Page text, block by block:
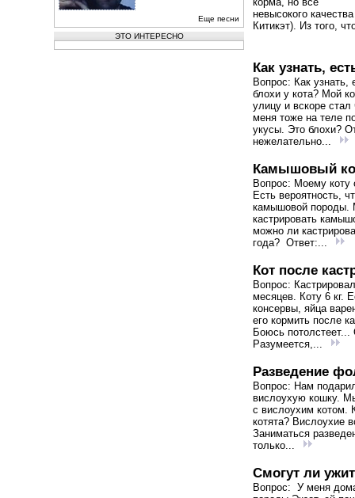
Еще песни
ЭТО ИНТЕРЕСНО
невысокого
Китикэт). Из того,
Как узнать,
Вопрос: Как узнать,
блохи у кота? Мой
улицу и вскоре стал
меня тоже на теле
укусы. Это блохи?
нежелательно...
Камышовый
Вопрос: Моему коту
Есть вероятность,
камышовой породы.
кастрировать
можно ли
года? Ответ:...
Кот после
Вопрос:
месяцев. Коту 6 кг.
консервы, яйца
его кормить после
Боюсь потолстеет...
Разумеется,...
Разведение
Вопрос: Нам
вислоухую кошку.
с вислоухим котом.
котята? Вислоухие
Заниматься
только...
Смогут ли
Вопрос: У меня